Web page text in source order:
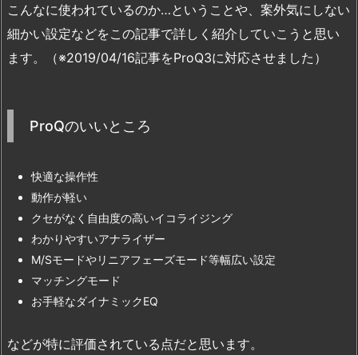
こんなに使われているのか…ということや、案外気にしない
細かい設定などをこの記事で詳しく紹介していこうと思い
ます。（※2019/04/16記事をProQ3に対応させました）
ProQのいいところ
快適な操作性
動作が軽い
クセがなく自由度の高いイコライジング
わかりやすいアナライザー
M/Sモードやリニアフェーズモード等幅広い設定
マッチングモード
お手軽なダイナミックEQ
などが特に評価されている点だと思います。